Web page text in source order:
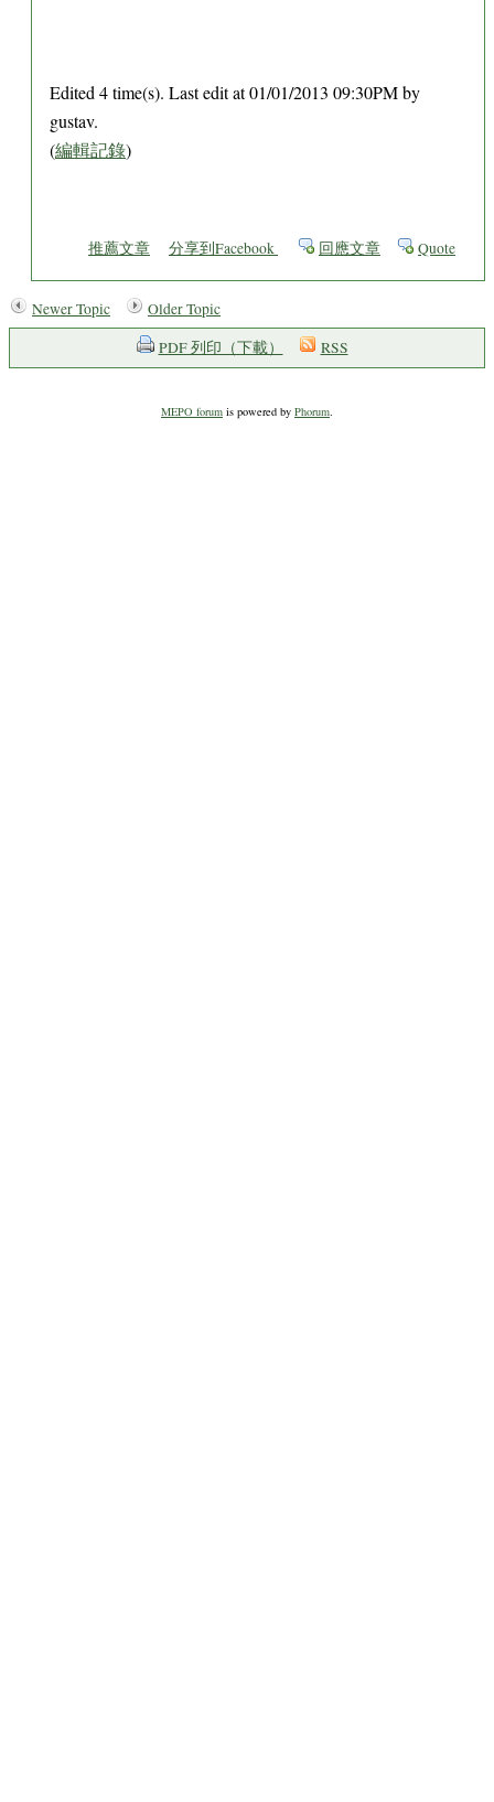
Edited 4 time(s). Last edit at 01/01/2013 09:30PM by
gustav.
(編輯記錄)
推薦文章 分享到Facebook 回應文章 Quote
Newer Topic
Older Topic
PDF 列印（下載）
RSS
MEPO forum is powered by Phorum.